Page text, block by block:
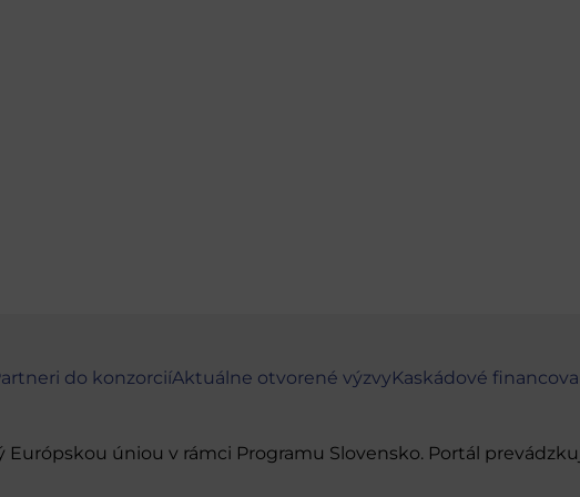
do konzorciíAktuálne otvorené výzvyKaskádové
Európskou úniou v rámci Programu Slovensko. Portál